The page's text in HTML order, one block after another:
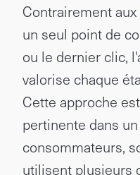
Contrairement
un seul point de
ou le dernier clic,
valorise chaque
Cette approche
pertinente dans
consommateurs,
utilisent plusieurs